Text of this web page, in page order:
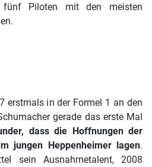
Piloten mit den meisten
erstmals in der Formel 1 an den
gerade das erste Mal
dass die Hoffnungen der
jungen Heppenheimer lagen.
sein Ausnahmetalent, 2008